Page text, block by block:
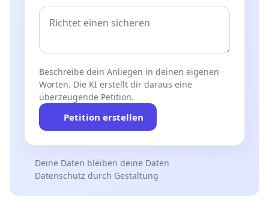
Beschreibe dein Anliegen in deinen eigenen
Worten. Die KI erstellt dir daraus eine
überzeugende Petition.
Petition erstellen
Deine Daten bleiben deine Daten
Datenschutz durch Gestaltung